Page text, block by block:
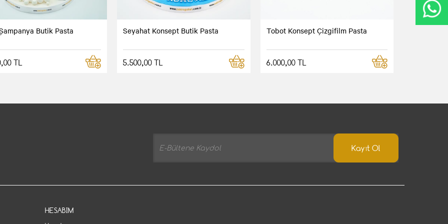
Butik Pasta
TL
Seyahat Konsept Butik Pasta
5.500,00 TL
Tobot Konsept Çizgifilm Pasta
6.000,00 TL
Kayıt Ol
HESABIM